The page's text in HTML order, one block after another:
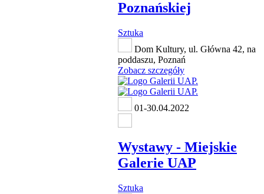
Poznańskiej
Sztuka
Dom Kultury, ul. Główna 42, na
poddaszu, Poznań
Zobacz szczegóły
01-30.04.2022
Wystawy - Miejskie
Galerie UAP
Sztuka